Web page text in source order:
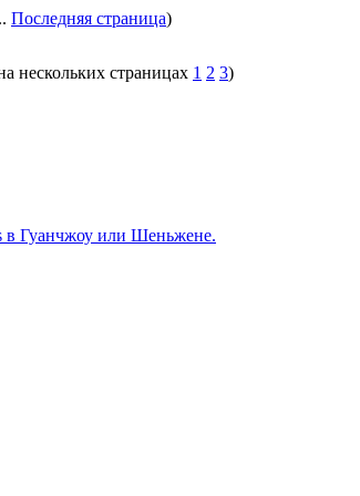
Последняя страница)
1 2 3)
в Гуанчжоу или Шеньжене.